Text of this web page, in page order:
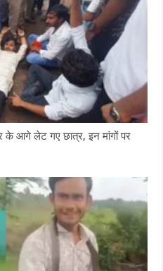
के आगे लेट गए छात्र, इन मांगों पर